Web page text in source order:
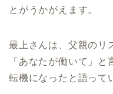
とがうかがえます。
最上さんは、父親のリ
「あなたが働いて」
転機になったと語って